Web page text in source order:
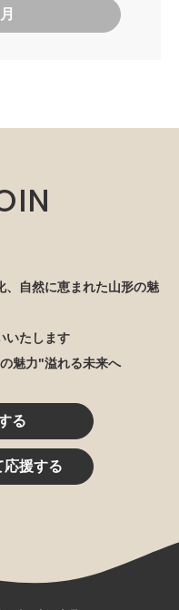
、自然に恵まれた山形の魅
いたします
魅力"溢れる未来へ
る
応援する